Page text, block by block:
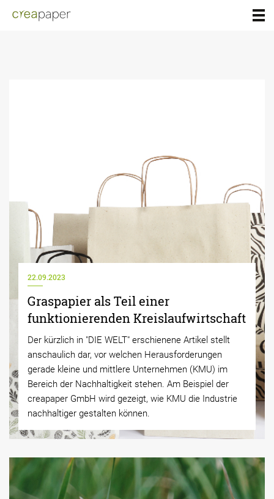
22.09.2023
Graspapier als Teil einer
funktionierenden Kreislaufwirtschaft
Der kürzlich in "DIE WELT" erschienene Artikel stellt
anschaulich dar, vor welchen Herausforderungen
gerade kleine und mittlere Unternehmen (KMU) im
Bereich der Nachhaltigkeit stehen. Am Beispiel der
creapaper GmbH wird gezeigt, wie KMU die Industrie
nachhaltiger gestalten können.